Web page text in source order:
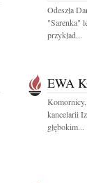
Odeszła
"Sarenka"
przykład...
EWA
kancelarii
głębokim...